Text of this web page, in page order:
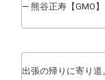
— 熊谷正寿【GMO
出張の帰りに寄り道